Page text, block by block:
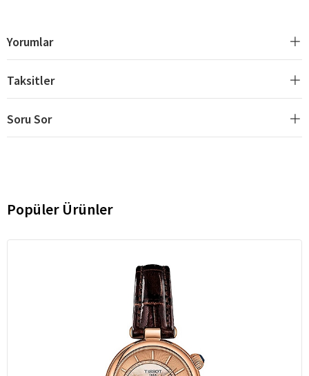
Yorumlar
Taksitler
Soru Sor
Popüler Ürünler